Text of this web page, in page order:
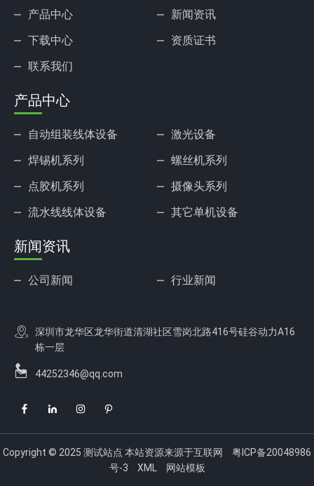
产品中心
新闻资讯
下载中心
资质证书
联系我们
产品中心
自动组装线体设备
激光设备
焊锡机系列
螺丝机系列
点胶机系列
摄像头系列
流水线线体设备
其它单机设备
新闻资讯
公司新闻 行业新闻
深圳市龙华区龙华街道清湖社区雪岗北路416号硅谷动力A16
栋一层
44252346@qq.com
Copyright © 2025 测试站点 本站资源来源于互联网
粤ICP备20048986
号-3
XML 网站模板